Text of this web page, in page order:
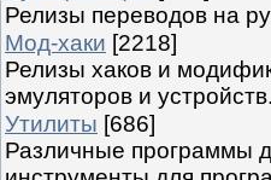
Релизы переводов на
Мод-хаки [2218]
Релизы хаков и
эмуляторов и устройств.
Утилиты [686]
Различные программы